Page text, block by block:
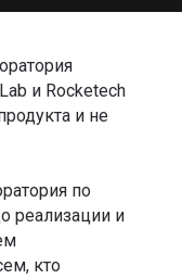
и Rocketech
и не
по
реализации и
кто